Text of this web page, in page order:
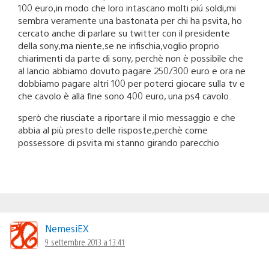
100 euro,in modo che loro intascano molti piú soldi,mi
sembra veramente una bastonata per chi ha psvita, ho
cercato anche di parlare su twitter con il presidente
della sony,ma niente,se ne infischia,voglio proprio
chiarimenti da parte di sony, perchè non è possibile che
al lancio abbiamo dovuto pagare 250/300 euro e ora ne
dobbiamo pagare altri 100 per poterci giocare sulla tv e
che cavolo è alla fine sono 400 euro, una ps4 cavolo.
sperò che riusciate a riportare il mio messaggio e che
abbia al più presto delle risposte,perchè come
possessore di psvita mi stanno girando parecchio
NemesiEX
9 settembre 2013 a 13:41